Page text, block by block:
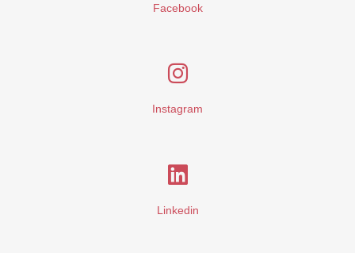
Facebook
Instagram
Linkedin